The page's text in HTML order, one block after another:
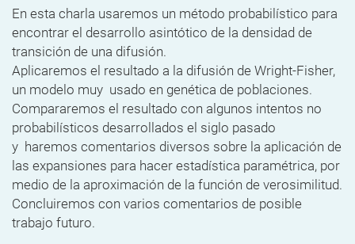
En esta charla usaremos un método probabilístico para
encontrar el desarrollo asintótico de la densidad de
transición de una difusión.
Aplicaremos el resultado a la difusión de Wright-Fisher,
un modelo muy usado en genética de poblaciones.
Compararemos el resultado con algunos intentos no
probabilísticos desarrollados el siglo pasado
y haremos comentarios diversos sobre la aplicación de
las expansiones para hacer estadística paramétrica, por
medio de la aproximación de la función de verosimilitud.
Concluiremos con varios comentarios de posible
trabajo futuro.